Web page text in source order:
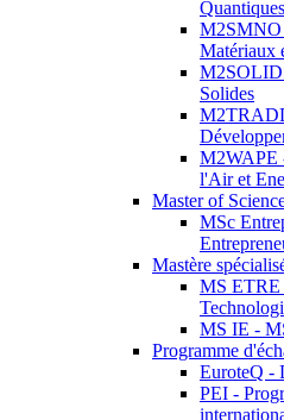
Quantiques
M2SMNO
Matériaux
Solides
M2WAPE
l'Air et
Master of
MSc
Mastère
MS ETRE
MS IE -
Programme
EuroteQ -
PEI -